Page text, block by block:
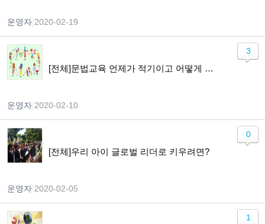
운영자 2020-02-19
[전체]문법교육 언제가 적기이고 어떻게 가르쳐야 하나요?
운영자 2020-02-10
3
[전체]우리 아이 글로벌 리더로 키우려면?
운영자 2020-02-05
0
1